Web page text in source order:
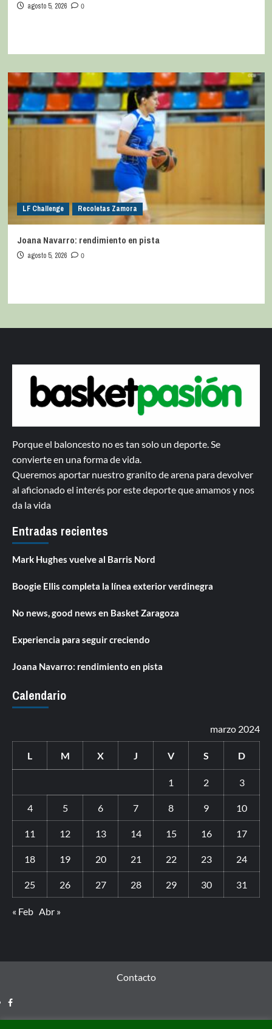
agosto 5, 2026 0
LF Challenge Recoletas Zamora
Joana Navarro: rendimiento en pista
agosto 5, 2026 0
Porque el baloncesto no es tan solo un deporte. Se
convierte en una forma de vida.
Queremos aportar nuestro granito de arena para devolver
al aficionado el interés por este deporte que amamos y nos
da la vida
Entradas recientes
Mark Hughes vuelve al Barris Nord
Boogie Ellis completa la línea exterior verdinegra
No news, good news en Basket Zaragoza
Experiencia para seguir creciendo
Joana Navarro: rendimiento en pista
Calendario
marzo 2024
L M X J V S D
1 2 3
4 5 6 7 8 9 10
11 12 13 14 15 16 17
18 19 20 21 22 23 24
25 26 27 28 29 30 31
« Feb Abr »
Contacto